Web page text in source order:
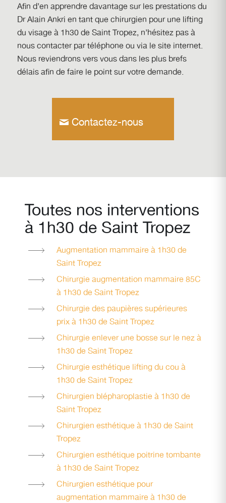
Afin d’en apprendre davantage sur les prestations du
Dr Alain Ankri en tant que chirurgien pour une lifting
du visage à 1h30 de Saint Tropez, n’hésitez pas à
nous contacter par téléphone ou via le site internet.
Nous reviendrons vers vous dans les plus brefs
délais afin de faire le point sur votre demande.
Contactez-nous
Toutes nos interventions
à 1h30 de Saint Tropez
Augmentation mammaire à 1h30 de
Saint Tropez
Chirurgie augmentation mammaire 85C
à 1h30 de Saint Tropez
Chirurgie des paupières supérieures
prix à 1h30 de Saint Tropez
Chirurgie enlever une bosse sur le nez à
1h30 de Saint Tropez
Chirurgie esthétique lifting du cou à
1h30 de Saint Tropez
Chirurgien blépharoplastie à 1h30 de
Saint Tropez
Chirurgien esthétique à 1h30 de Saint
Tropez
Chirurgien esthétique poitrine tombante
à 1h30 de Saint Tropez
Chirurgien esthétique pour
augmentation mammaire à 1h30 de